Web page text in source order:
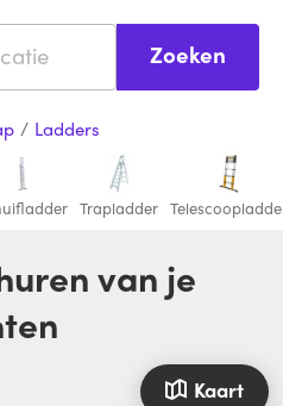
Zoeken
/ Ladders
Trapladder
Kaart